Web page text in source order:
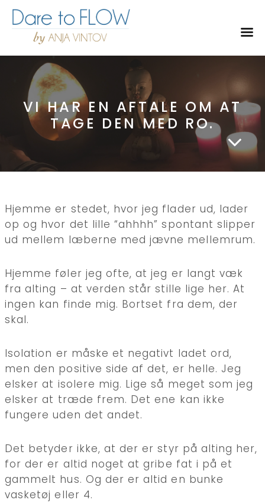
VI HAR EN AFTALE OM AT
TAGE DEN MED RO.
Hjemme er stedet, hvor jeg flader ud, lader
op og hvor det lille “ahhhh” spontant slipper
ud mellem læberne med jævne mellemrum.
Hjemme føler jeg ofte, at jeg er langt væk
fra alting – at verden står stille lige her. At
ingen kan finde mig. Bortset fra dem, der
skal.
Isolation er måske et negativt ladet ord,
men den positive side af det, er helle. Jeg
elsker at isolere mig. Lige så meget som jeg
elsker at træde frem. Det ene kan ikke
fungere uden det andet.
Det betyder ikke, at der er styr på alting her,
for der er altid noget at gribe fat i på et
gammelt hus. Og der er altid en bunke
vasketøj eller 4.